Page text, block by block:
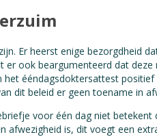
Er heerst enige bezorgdheid
ook beargumenteerd dat
ééndagsdoktersattest
dit beleid er geen toename in
voor één dag niet
is, dit voegt een